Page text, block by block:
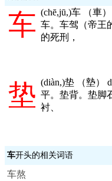
车 (chē,jū,)车 （車
车。车驾（帝王
的死刑，
垫 (diàn,)垫 （墊）
平。垫背。垫脚
衬、
车开头的相关词语
车熬